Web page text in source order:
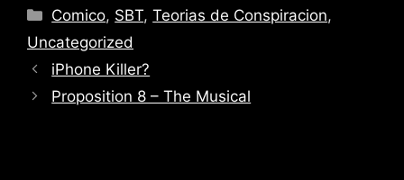
Categories
Comico, SBT,Teorias de Conspiracion,
Uncategorized
iPhone Killer?
Proposition 8 – The Musical